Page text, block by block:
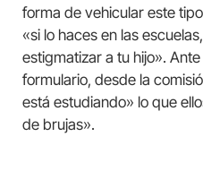
forma de vehicular este
«si lo haces en las
estigmatizar a tu hijo».
formulario, desde la
está estudiando» lo que
de brujas».